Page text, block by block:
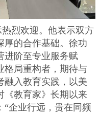
烈欢迎。他表示双方
厚的合作基础。徐功
进阶至专业服务赋
格局重构者，期待与
融入教育实践，以美
《教育家》长期以来
“企业行远，贵在同频